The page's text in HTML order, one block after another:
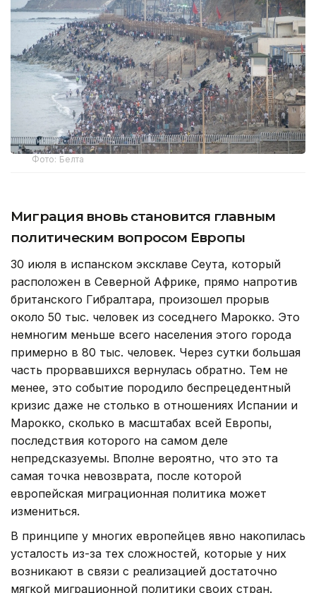
Фото: Белта
Миграция вновь становится главным
политическим вопросом Европы
30 июля в испанском эксклаве Сеута, который
расположен в Северной Африке, прямо напротив
британского Гибралтара, произошел прорыв
около 50 тыс. человек из соседнего Марокко. Это
немногим меньше всего населения этого города
примерно в 80 тыс. человек. Через сутки большая
часть прорвавшихся вернулась обратно. Тем не
менее, это событие породило беспрецедентный
кризис даже не столько в отношениях Испании и
Марокко, сколько в масштабах всей Европы,
последствия которого на самом деле
непредсказуемы. Вполне вероятно, что это та
самая точка невозврата, после которой
европейская миграционная политика может
измениться.
В принципе у многих европейцев явно накопилась
усталость из-за тех сложностей, которые у них
возникают в связи с реализацией достаточно
мягкой миграционной политики своих стран.